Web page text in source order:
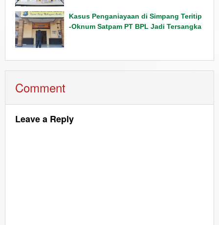
Kasus Penganiayaan di Simpang Teritip
-Oknum Satpam PT BPL Jadi Tersangka
Comment
Leave a Reply